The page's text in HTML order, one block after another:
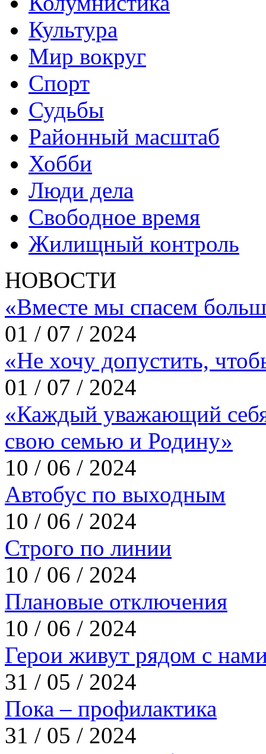
Культура
Мир вокруг
Спорт
Судьбы
Районный масштаб
Хобби
Люди дела
Свободное время
Жилищный контроль
НОВОСТИ
«Вместе мы спасем
01 / 07 / 2024
«Не хочу допустить,
01 / 07 / 2024
«Каждый уважающий
свою семью и Родину»
10 / 06 / 2024
Автобус по выходным
10 / 06 / 2024
Строго по линии
10 / 06 / 2024
Плановые отключения
10 / 06 / 2024
Герои живут рядом с
31 / 05 / 2024
Пока – профилактика
31 / 05 / 2024